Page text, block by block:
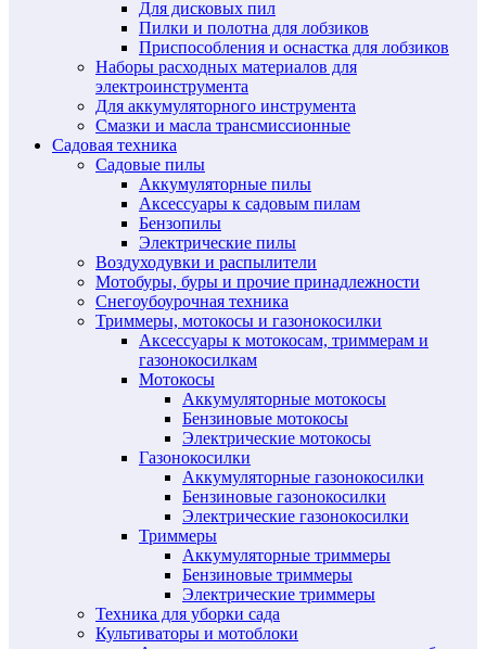
Для дисковых пил
Пилки и полотна для лобзиков
Приспособления и оснастка для лобзиков
Наборы расходных материалов для
электроинструмента
Для аккумуляторного инструмента
Смазки и масла трансмиссионные
Садовая техника
Садовые пилы
Аккумуляторные пилы
Аксессуары к садовым пилам
Бензопилы
Электрические пилы
Воздуходувки и распылители
Мотобуры, буры и прочие принадлежности
Снегоубоурочная техника
Триммеры, мотокосы и газонокосилки
Аксессуары к мотокосам, триммерам и
газонокосилкам
Мотокосы
Аккумуляторные мотокосы
Бензиновые мотокосы
Электрические мотокосы
Газонокосилки
Аккумуляторные газонокосилки
Бензиновые газонокосилки
Электрические газонокосилки
Триммеры
Аккумуляторные триммеры
Бензиновые триммеры
Электрические триммеры
Техника для уборки сада
Культиваторы и мотоблоки